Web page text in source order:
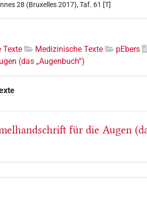
28 (Bruxelles 2017), Taf. 61 [T]
Texte
Medizinische Texte pEbers
(das „Augenbuch“)
für die Augen